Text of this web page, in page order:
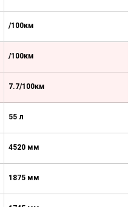
«акулий
сидений
сидений
в 6
в 4
/100км
/100км
7.7/100км
55 л
4520 мм
1875 мм